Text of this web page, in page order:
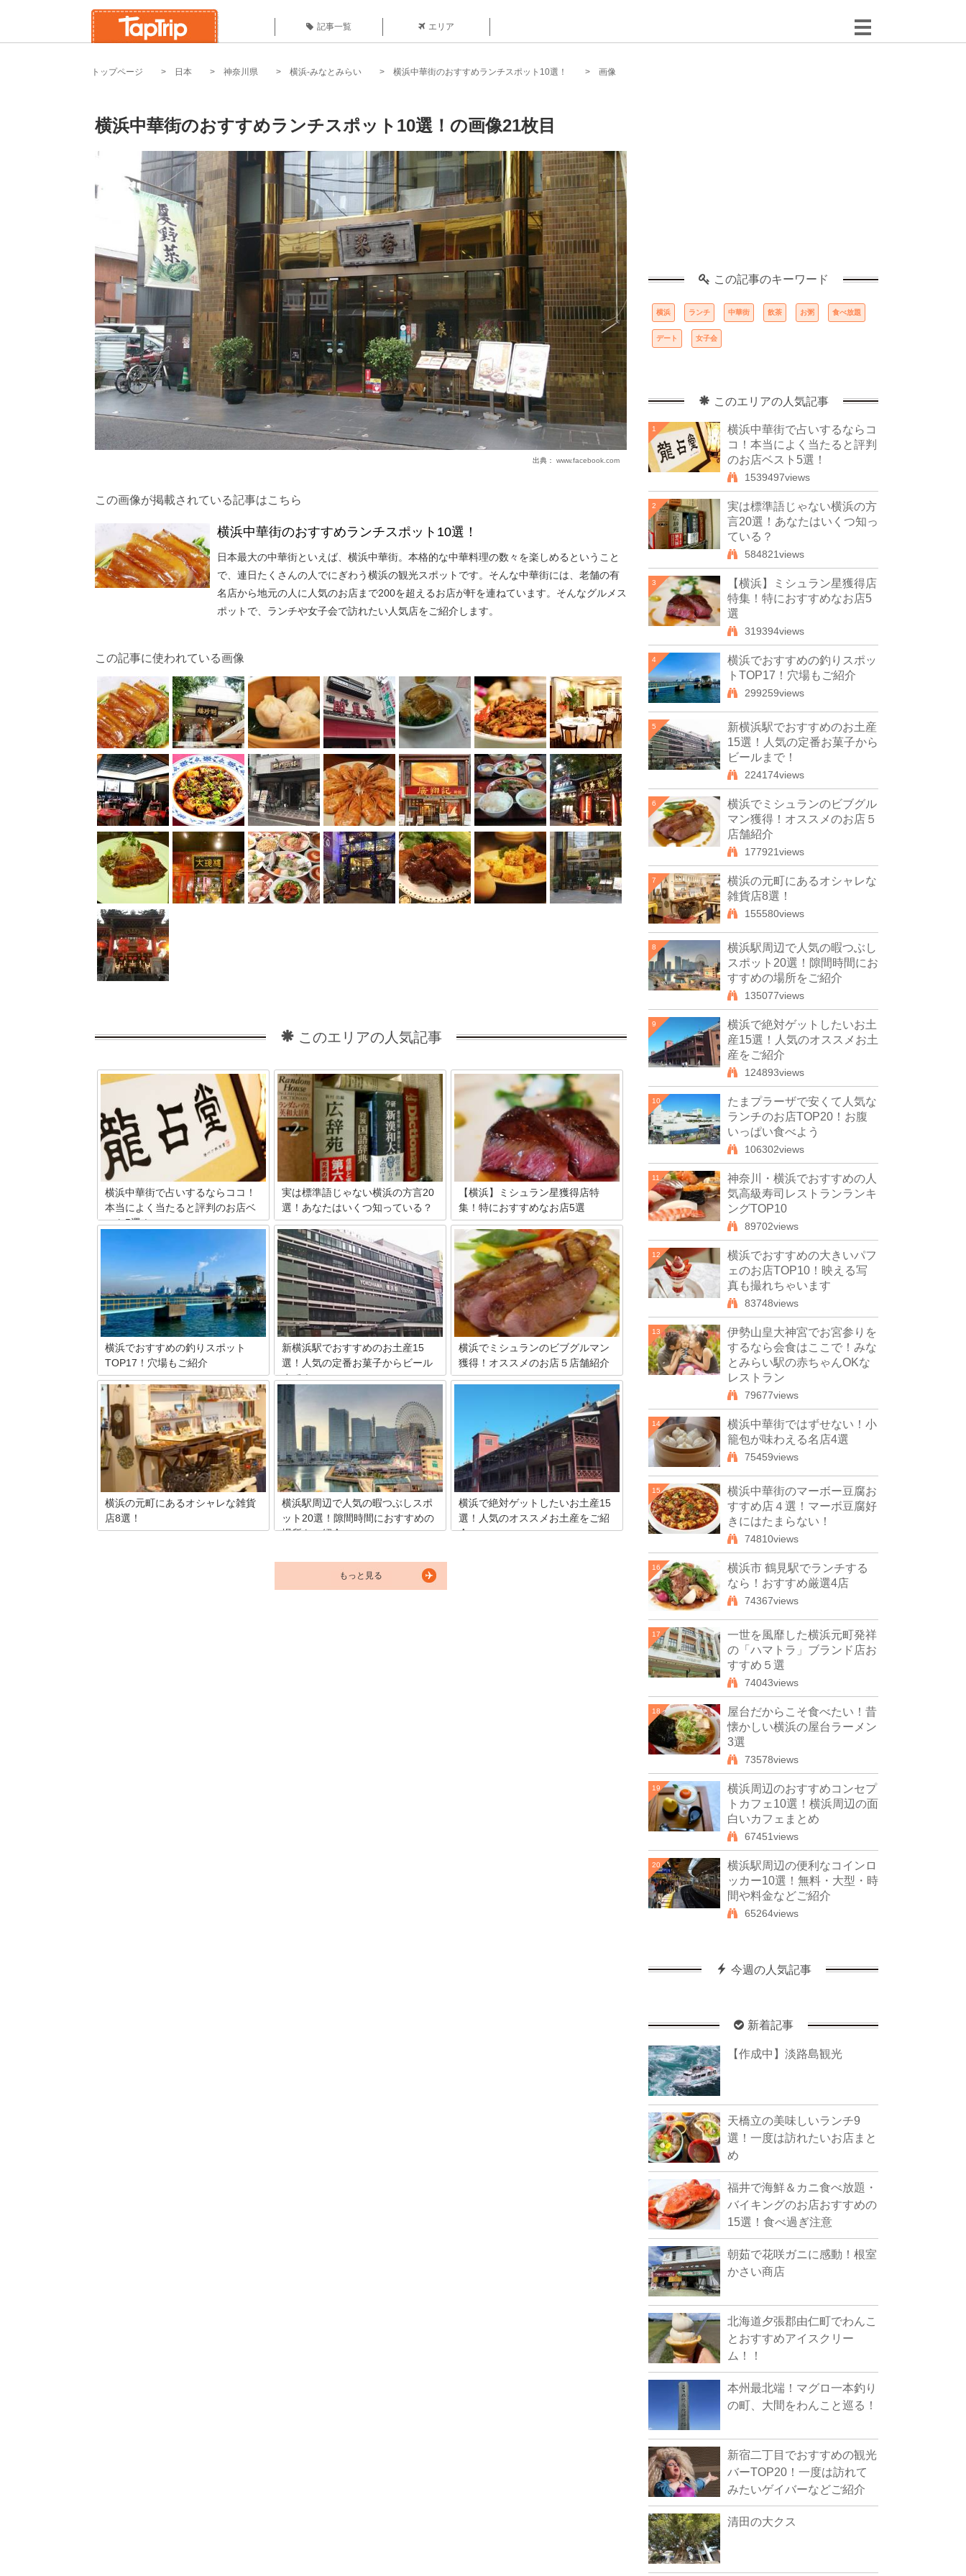
記事一覧 エリア
トップページ 日本 神奈川県 横浜-みなとみらい 横浜中華街のおすすめランチスポット10選！ 画像
横浜中華街のおすすめランチスポット10選！の画像21枚目
出典： www.facebook.com
この画像が掲載されている記事はこちら
横浜中華街のおすすめランチスポット10選！
日本最大の中華街といえば、横浜中華街。本格的な中華料理の数々を楽しめるということ
で、連日たくさんの人でにぎわう横浜の観光スポットです。そんな中華街には、老舗の有
名店から地元の人に人気のお店まで200を超えるお店が軒を連ねています。そんなグルメス
ポットで、ランチや女子会で訪れたい人気店をご紹介します。
この記事に使われている画像
このエリアの人気記事
横浜中華街で占いするならココ！
本当によく当たると評判のお店ベ
スト5選！
たくさんの占いの館があります。中華圏
では古くから占いや風水が生活に根付い
ているというだけあって、やっぱりここ
は激戦区！「占いに興味はあるけれど、
どこに行ったらいいのかわからない」と
いう人のために、人気の占いの館5店を
ピックアップしてご紹介します！
実は標準語じゃない横浜の方言20
選！あなたはいくつ知っている？
横浜の方言は、標準語から変化したもの
も多く、知らずに方言を使っていること
も多々あります。なかには流行になって
いる言葉から派生した言葉もあるので、
今回はそれらを20個を紹介します。
【横浜】ミシュラン星獲得店特
集！特におすすめなお店5選
2011年に発行されたミシュランガイド横
浜・川崎・湘南には、たくさんの星獲得
店が存在します。今回はその中から横浜
でオススメの5店舗をご紹介いたしま
す。
横浜でおすすめの釣りスポット
TOP17！穴場もご紹介
横浜でおすすめのスリスポットをご紹
介！有料の施設はもちろん、無料で使え
る穴場的スポットもあります！コンビ
ニ、トイレ、駐車場などの周辺スポット
の情報も網羅！さらにスポットごとの釣
果情報も掲載しています！
新横浜駅でおすすめのお土産15
選！人気の定番お菓子からビール
まで！
り、お店がたくさんあります。ここでお
土産を買いたいと思ってもお店が多すぎ
て迷ってしまいそうですね。そこでここ
では新横浜駅で買えるオススメのお土産
を紹介しましょう！
横浜でミシュランのビブグルマン
獲得！オススメのお店５店舗紹介
ミシュランガイドにはビブグルマンと言
われる、星は付きませんが5000円以下で
食事ができるとてもコストパフォーマン
スの良い店が掲載されています。今回は
横浜でビブグルマンを獲得した中からオ
ススメの5店舗をご紹介いたします。
横浜の元町にあるオシャレな雑貨
店8選！
横浜駅周辺で人気の暇つぶしスポ
ット20選！隙間時間におすすめの
場所をご紹介
多くの暇つぶしスポットがあります。こ
こでは、時間を持て余している人たちの
ために、人気おすすめの暇つぶしスポッ
横浜で絶対ゲットしたいお土産15
選！人気のオススメお土産をご紹
介
もっと見る
この記事のキーワード
横浜 ランチ 中華街 飲茶 お粥 食べ放題
デート 女子会
このエリアの人気記事
1
横浜中華街で占いするならコ
コ！本当によく当たると評判
のお店ベスト5選！
1539497views
2
実は標準語じゃない横浜の方
言20選！あなたはいくつ知っ
ている？
584821views
3
【横浜】ミシュラン星獲得店
特集！特におすすめなお店5
選
319394views
4
横浜でおすすめの釣りスポッ
トTOP17！穴場もご紹介
299259views
5
新横浜駅でおすすめのお土産
15選！人気の定番お菓子から
ビールまで！
224174views
6
横浜でミシュランのビブグル
マン獲得！オススメのお店５
店舗紹介
177921views
7
横浜の元町にあるオシャレな
雑貨店8選！
155580views
8
横浜駅周辺で人気の暇つぶし
スポット20選！隙間時間にお
すすめの場所をご紹介
135077views
9
横浜で絶対ゲットしたいお土
産15選！人気のオススメお土
産をご紹介
124893views
10
たまプラーザで安くて人気な
ランチのお店TOP20！お腹
いっぱい食べよう
106302views
11
神奈川・横浜でおすすめの人
気高級寿司レストランランキ
ングTOP10
89702views
12
横浜でおすすめの大きいパフ
ェのお店TOP10！映える写
真も撮れちゃいます
83748views
13
伊勢山皇大神宮でお宮参りを
するなら会食はここで！みな
とみらい駅の赤ちゃんOKな
レストラン
79677views
14
横浜中華街ではずせない！小
籠包が味わえる名店4選
75459views
15
横浜中華街のマーボー豆腐お
すすめ店４選！マーボ豆腐好
きにはたまらない！
74810views
16
横浜市 鶴見駅でランチする
なら！おすすめ厳選4店
74367views
17
一世を風靡した横浜元町発祥
の「ハマトラ」ブランド店お
すすめ５選
74043views
18
屋台だからこそ食べたい！昔
懐かしい横浜の屋台ラーメン
3選
73578views
19
横浜周辺のおすすめコンセプ
トカフェ10選！横浜周辺の面
白いカフェまとめ
67451views
20
横浜駅周辺の便利なコインロ
ッカー10選！無料・大型・時
間や料金などご紹介
65264views
今週の人気記事
新着記事
【作成中】淡路島観光
天橋立の美味しいランチ9
選！一度は訪れたいお店まと
め
福井で海鮮＆カニ食べ放題・
バイキングのお店おすすめの
15選！食べ過ぎ注意
朝茹で花咲ガニに感動！根室
かさい商店
北海道夕張郡由仁町でわんこ
とおすすめアイスクリー
ム！！
本州最北端！マグロ一本釣り
の町、大間をわんこと巡る！
新宿二丁目でおすすめの観光
バーTOP20！一度は訪れて
みたいゲイバーなどご紹介
清田の大クス